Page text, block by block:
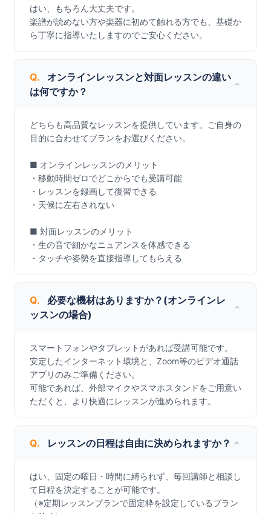
はい、もちろん大丈夫です。
楽譜が読めない方や楽器に初めて触れる方でも、基礎か
ら丁寧に指導いたしますのでご安心ください。
Q.
オンラインレッスンと対面レッスンの違い
は何ですか？
どちらも高品質なレッスンを提供しています。ご自身の
目的に合わせてプランをお選びください。
■ オンラインレッスンのメリット
・移動時間ゼロでどこからでも受講可能
・レッスンを録画して復習できる
・天候に左右されない
■ 対面レッスンのメリット
・生の音で細かなニュアンスを体感できる
・タッチや姿勢を直接指導してもらえる
Q.
必要な機材はありますか？(オンラインレ
ッスンの場合)
スマートフォンやタブレットがあれば受講可能です。
安定したインターネット環境と、Zoom等のビデオ通話
アプリのみご準備ください。
可能であれば、外部マイクやスマホスタンドをご用意い
ただくと、より快適にレッスンが進められます。
Q. レッスンの日程は自由に決められますか？
はい、固定の曜日・時間に縛られず、毎回講師と相談し
て日程を決定することが可能です。
（※定期レッスンプランで固定枠を設定しているプラン